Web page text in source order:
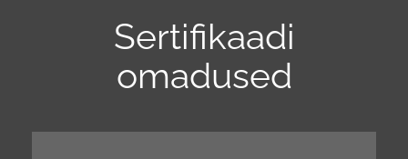
Sertifikaadi
omadused